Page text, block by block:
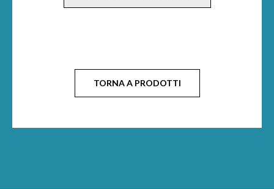
TORNA A PRODOTTI